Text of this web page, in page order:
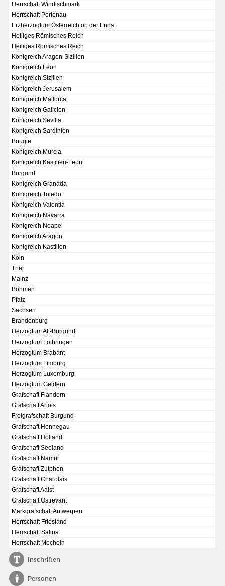
DER RHEIN VON BASEL BIS KOBLENZ
Ganz neue Vorstellung des Rheinstroms 1794
Details der historischen Rheinkarte
Deutsch-französische Geschichte am Rhein
Chronologie der deutsch-französischen Geschichte
KAISER KARL V.
Wappentafel mit den Wappen Kaiser Karls V.
DIE NATIONALVERSAMMLUNG IN DER PAULSKIRCHE 1848
Fraktionen und Abgeordnete
Details und Debatten
Politische Ziele der Fraktionen
Fragen und Antworten
Herrschaft Windischmark
Herrschaft Portenau
Erzherzogtum Österreich ob der Enns
Heiliges Römisches Reich
Heiliges Römisches Reich
Königreich Aragon-Sizilien
Königreich Leon
Königreich Sizilien
Königreich Jerusalem
Königreich Mallorca
Königreich Galicien
Königreich Sevilla
Königreich Sardinien
Bougie
Königreich Murcia
Königreich Kastilien-Leon
Burgund
Königreich Granada
Königreich Toledo
Königreich Valentia
Königreich Navarra
Königreich Neapel
Königreich Aragon
Königreich Kastilien
Köln
Trier
Mainz
Böhmen
Pfalz
Sachsen
Brandenburg
Herzogtum Alt-Burgund
Herzogtum Lothringen
Herzogtum Brabant
Herzogtum Limburg
Herzogtum Luxemburg
Herzogtum Geldern
Grafschaft Flandern
Grafschaft Artois
Freigrafschaft Burgund
Grafschaft Hennegau
Grafschaft Holland
Grafschaft Seeland
Grafschaft Namur
Grafschaft Zutphen
Grafschaft Charolais
Grafschaft Aalst
Grafschaft Ostrevant
Markgrafschaft Antwerpen
Herrschaft Friesland
Herrschaft Salins
Herrschaft Mecheln
Inschriften
Personen